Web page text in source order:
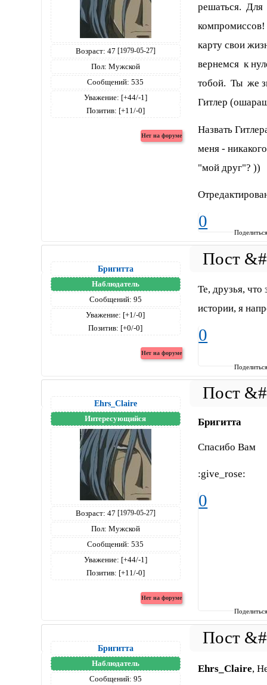
Возраст: 47 [1979-05-27]
Пол: Мужской
Сообщений: 535
Уважение: [+44/-1]
Позитив: [+11/-0]
решаться.
карту свои
вернемся к
тобой. Ты же
Гитлер
Назвать
меня -
"мой друг"? ))
0
Бригитта
Наблюдатель
Сообщений: 95
Уважение: [+1/-0]
Позитив: [+0/-0]
Те, друзья,
истории, я
0
Ehrs_Claire
Интересующийся
Возраст: 47 [1979-05-27]
Пол: Мужской
Сообщений: 535
Уважение: [+44/-1]
Позитив: [+11/-0]
Бригитта
Спасибо Вам
:give_rose:
0
Бригитта
Наблюдатель
Сообщений: 95
Ehrs_Claire,